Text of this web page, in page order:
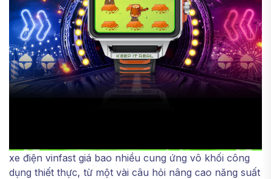
xe điện vinfast giá bao nhiều cung ứng vô khối công
dụng thiết thực, từ một vài câu hỏi nâng cao năng suất